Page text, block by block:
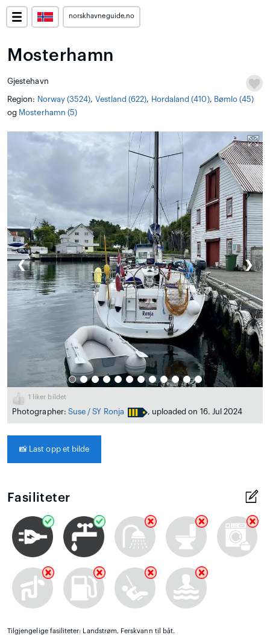
norskhavneguide.no
Mosterhamn
Gjestehavn
Region: Norway (3524), Vestland (622), Hordaland (410), Bømlo (45)
og Mosterhamn (5)
❮ ❯
1 liker bildet
Photographer: Suse / SY Ronja , uploaded on 16. Jul 2024
📸 Last opp et bilde
Fasiliteter
Tilgjengelige fasiliteter: Landstrøm, Ferskvann til båt.